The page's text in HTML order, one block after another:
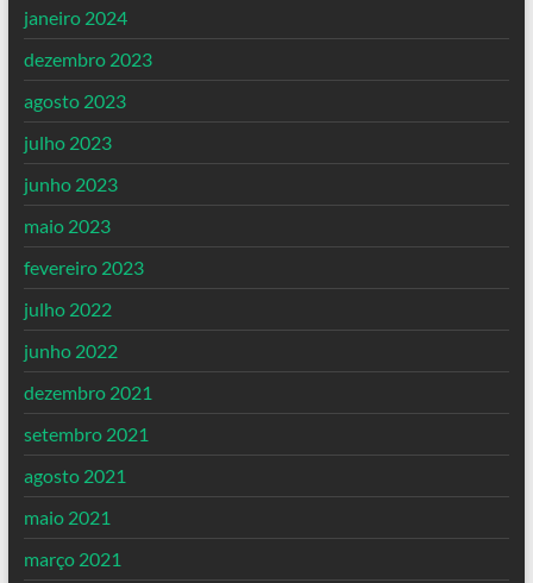
janeiro 2024
dezembro 2023
agosto 2023
julho 2023
junho 2023
maio 2023
fevereiro 2023
julho 2022
junho 2022
dezembro 2021
setembro 2021
agosto 2021
maio 2021
março 2021